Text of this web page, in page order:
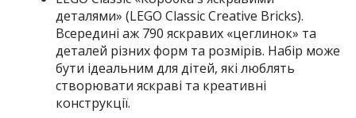
деталями» (LEGO Classic Creative Bricks).
Всередині аж 790 яскравих «цеглинок» та
деталей різних форм та розмірів. Набір може
бути ідеальним для дітей, які люблять
створювати яскраві та креативні
конструкції.